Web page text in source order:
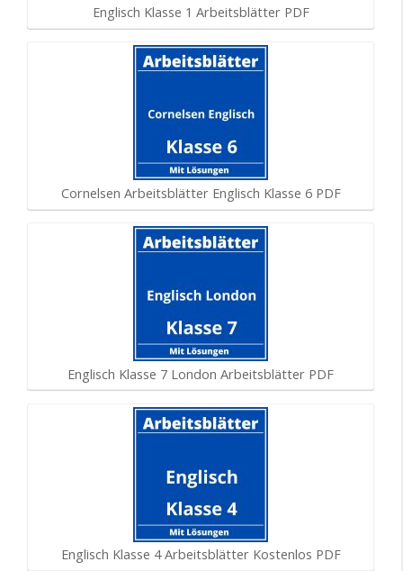
Englisch Klasse 1 Arbeitsblätter PDF
Cornelsen Arbeitsblätter Englisch Klasse 6 PDF
Englisch Klasse 7 London Arbeitsblätter PDF
Englisch Klasse 4 Arbeitsblätter Kostenlos PDF